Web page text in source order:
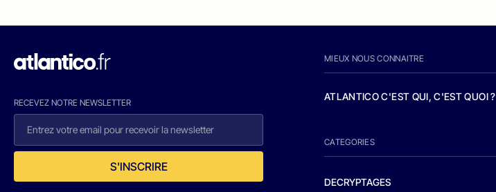
RECEVEZ NOTRE NEWSLETTER
S'INSCRIRE
MIEUX NOUS CONNAITRE
ATLANTICO C'EST QUI, C'EST QUOI ?
CATEGORIES
DECRYPTAGES